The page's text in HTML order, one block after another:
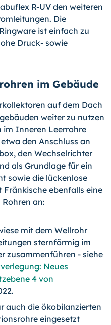
R-UV den weiteren
Die
ist einfach zu
Druck- sowie
im Gebäude
auf dem Dach
weiter zu nutzen
im Inneren Leerrohre
den Anschluss an
den Wechselrichter
als Grundlage für ein
sowie die lückenlose
ebenfalls eine
an:
mit dem Wellrohr
sternförmig im
zusammenführen - siehe
Neues
4 von
auch die ökobilanzierten
eingesetzt